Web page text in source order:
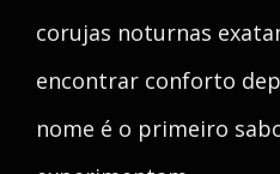
corujas noturnas
encontrar conforto
nome é o primeiro